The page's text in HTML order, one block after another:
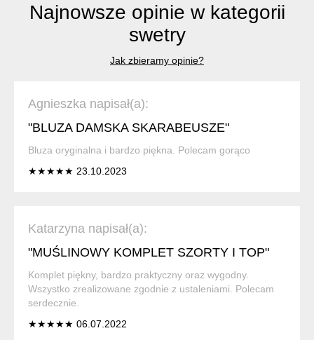
Najnowsze opinie w kategorii
swetry
Jak zbieramy opinie?
Agnieszka napisał(a):
"BLUZA DAMSKA SKARABEUSZE"
Bluza oryginalna i bardzo piękna. Polecam gorąco
★★★★★ 23.10.2023
Katarzyna napisał(a):
"MUŚLINOWY KOMPLET SZORTY I TOP"
Komplet piękny, bardzo praktyczny oraz wygodny.
Wszystko zrealizowane zgodnie z ustaleniami. Polecam
serdecznie.
★★★★★ 06.07.2022